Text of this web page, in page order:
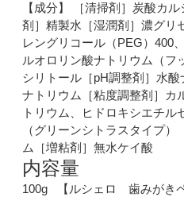
【成分】 ［清掃剤］炭酸カ
剤］精製水［湿潤剤］濃グリ
レングリコール（PEG）400
ルオロリン酸ナトリウム（フ
シリトール［pH調整剤］水
ナトリウム［粘度調整剤］カ
トリウム、ヒドロキシエチ
（グリーンシトラスタイプ
ム［増粘剤］無水ケイ酸
内容量
100g 【ルシェロ 歯みがき